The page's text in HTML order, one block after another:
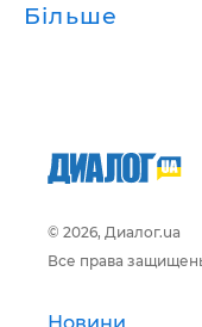
Більше
© 2026, Диалог.ua
Все права
Новини